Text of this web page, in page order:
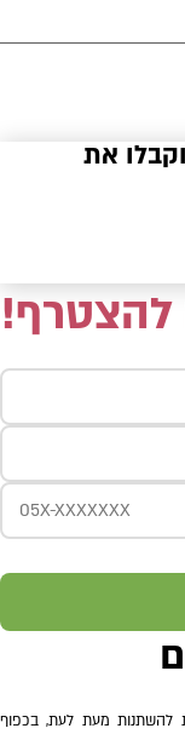
הצטרפו למועדון Vegan Active וקבלו את
להצטרף!
להשתנות מעת לעת, בכפוף